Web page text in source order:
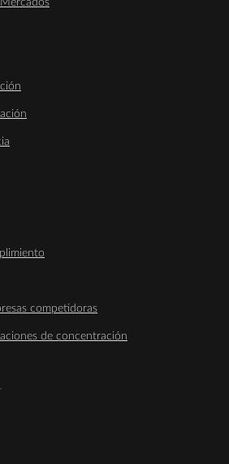
competidoras
de concentración